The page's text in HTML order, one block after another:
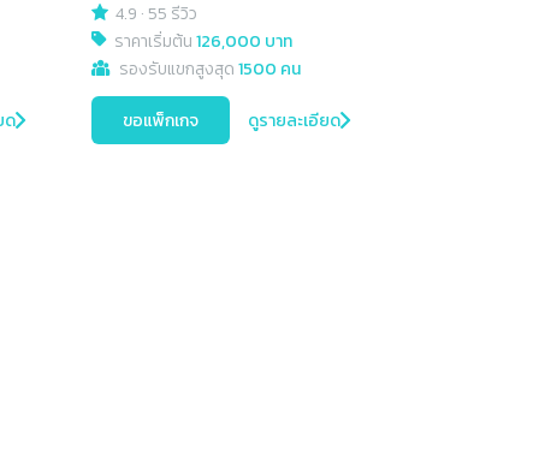
ด
4.9 · 55 รีวิว
ราคาเริ่มต้น126,000 บาท
รองรับแขกสูงสุด1500 คน
ขอแพ็กเกจ ดูรายละเอียด